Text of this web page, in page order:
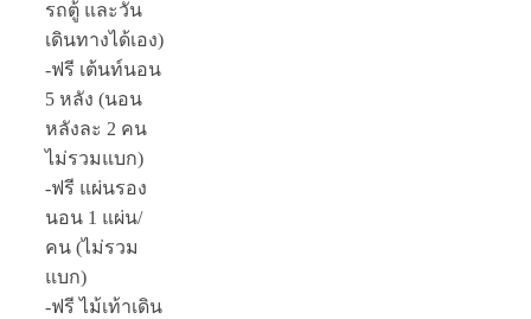
รถตู้ และวัน
เดินทางได้เอง)
-ฟรี เต้นท์นอน
5 หลัง (นอน
หลังละ 2 คน
ไม่รวมแบก)
-ฟรี แผ่นรอง
นอน 1 แผ่น/
คน (ไม่รวม
แบก)
-ฟรี ไม้เท้าเดิน